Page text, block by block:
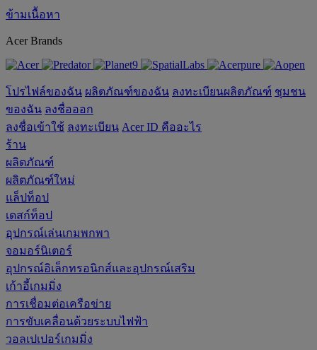
ข้ามเนื้อหา
Acer Brands
โปรไฟล์ของฉัน ผลิตภัณฑ์ของฉัน ลงทะเบียนผลิตภัณฑ์ ชุมชน
ของฉัน ลงชื่อออก
ลงชื่อเข้าใช้ ลงทะเบียน Acer ID คืออะไร
ร้าน
ผลิตภัณฑ์
ผลิตภัณฑ์ใหม่
แล็ปท็อป
เดสก์ท็อป
อุปกรณ์เล่นเกมพกพา
จอมอร์นิเตอร์
อุปกรณ์อิเล็กทรอนิกส์และอุปกรณ์เสริม
เก้าอี้เกมมิ่ง
การเชื่อมต่อเครือข่าย
การขับเคลื่อนด้วยระบบไฟฟ้า
วอลเปเปอร์เกมมิ่ง